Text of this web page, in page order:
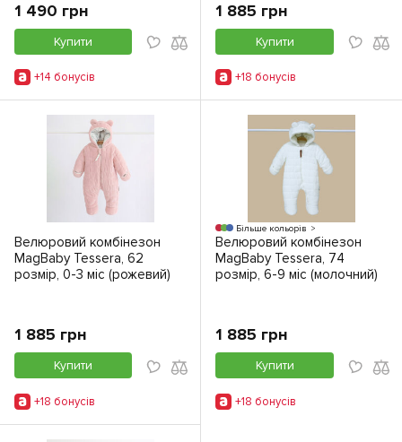
1 490 грн
Купити
+14 бонусiв
1 885 грн
Купити
+18 бонусiв
Велюровий комбінезон
MagBaby Tessera, 62
розмір, 0-3 міс (рожевий)
1 885 грн
Купити
+18 бонусiв
Більше кольорів
Велюровий комбінезон
MagBaby Tessera, 74
розмір, 6-9 міс (молочний)
1 885 грн
Купити
+18 бонусiв